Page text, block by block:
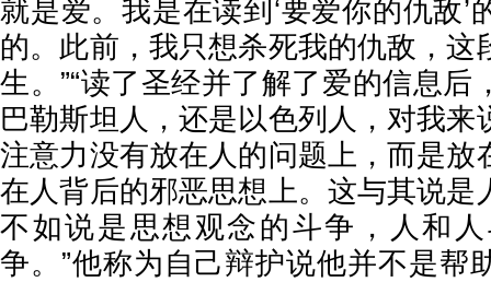
就是爱。我是在读到‘要爱你的仇敌’
的。此前，我只想杀死我的仇敌，这
生。”“读了圣经并了解了爱的信息后
巴勒斯坦人，还是以色列人，对我来
注意力没有放在人的问题上，而是放
在人背后的邪恶思想上。这与其说是
不如说是思想观念的斗争，人和
争。”他称为自己辩护说他并不是帮